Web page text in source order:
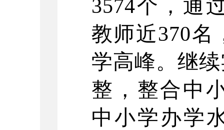
3574个，通
教师近370名
学高峰。继
整，整合中
中小学办学